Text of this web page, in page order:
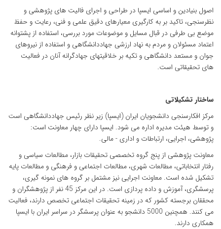
اصول بنیادین و اساسی ایسپا در طراحی و اجرای فالیت های پژوهشی و
نظرسنجی، تاکید بر به کارگیری معیارهای دقیق علمی و فنی، رعایت و حفظ
موضع بی طرفی در قبال مسایل و موضوعات مورد بررسی، استفاده از پشتوانه
اعتماد مسئولان و مردم به نهاد ارزشی جهاددانشگاهی و استفاده از نیروهای
جوان و مستعد دانشگاهی و تکیه بر خلاقیتهای جهادگرانه آنان در فعالیت
های تحقیقاتی است.
ساختار تشکیلاتی
مرکز افکارسنجی دانشجویان ایران (ایسپا) زیر نظر رئیس جهاددانشگاهی است
و توسط هیئت مدیره اداره می شود. ایسپا دارای چهار معاونت است:
پژوهشی، اجرایی، ارتباطات و اداری - مالی.
معاونت پژوهشی از پنج گروه تخصصی تحقیقات بازار، مطالعات سیاسی و
رفتار انتخاباتی، مطالعات شهری، مطالعات اجتماعی و فرهنگی و مطالعات پایه
تشکیل شده است. معاونت اجرایی نیز مشتمل بر گروه های نمونه گیری،
پرسشگری، آموزش و داده پردازی است. در این مرکز 45 نفر از پژوهشگران و
محققان برجسته کشور که در زمینه تحقیقات اجتماعی تخصص دارند، فعالیت
می کنند. همچنین 5000 دانشجو به عنوان پرسشگر در سراسر ایران با ایسپا
همکاری دارند.